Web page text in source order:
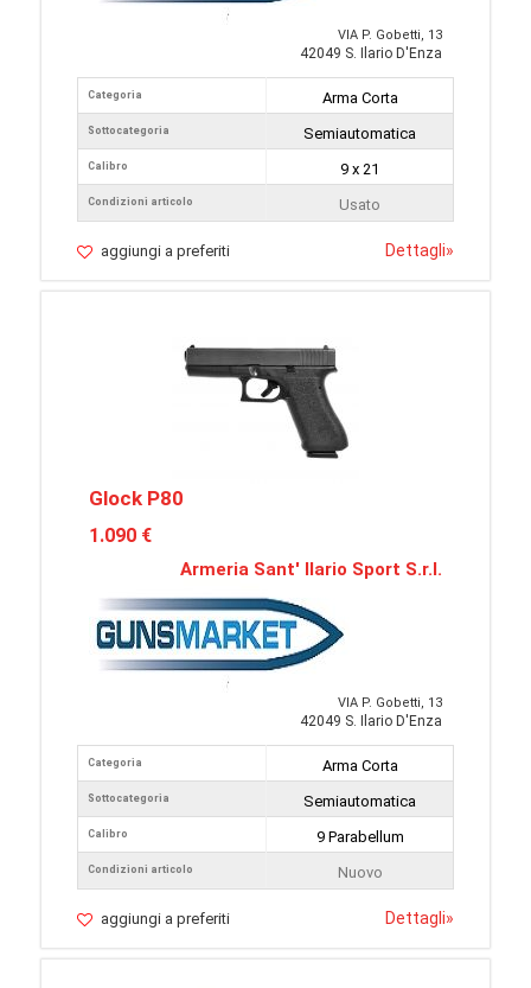
VIA P. Gobetti, 13
42049 S. Ilario D'Enza
Categoria
Sottocategoria
Calibro
Condizioni articolo
Arma Corta
Semiautomatica
9 x 21
Usato
aggiungi a preferiti Dettagli»
Glock P80
1.090 €
Armeria Sant' Ilario Sport S.r.l.
VIA P. Gobetti, 13
42049 S. Ilario D'Enza
Categoria
Sottocategoria
Calibro
Condizioni articolo
Arma Corta
Semiautomatica
9 Parabellum
Nuovo
aggiungi a preferiti Dettagli»